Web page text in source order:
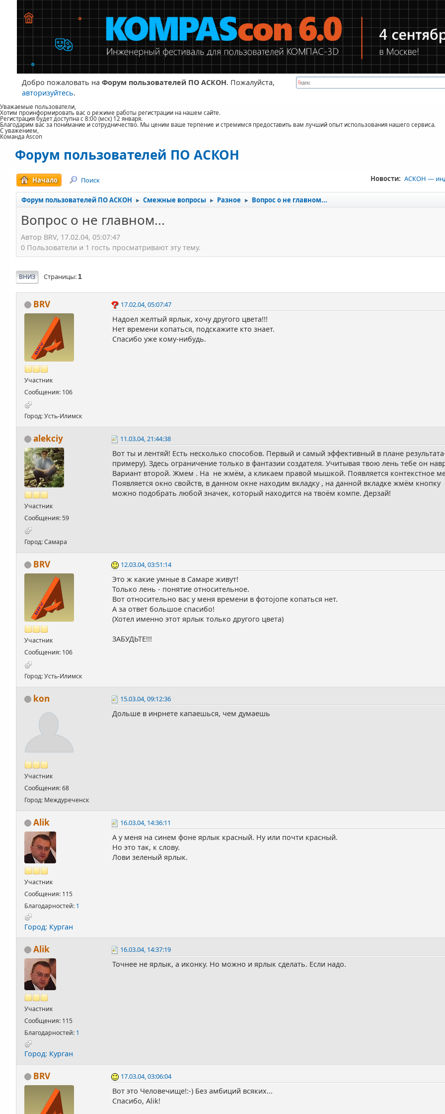
Добро пожаловать на Форум пользователей ПО АСКОН. Пожалуйста,
авторизуйтесь.
Уважаемые пользователи,
Хотим проинформировать вас о режиме работы регистрации на нашем сайте.
Регистрация будет доступна с 8:00 (мск) 12 января.
Благодарим вас за понимание и сотрудничество. Мы ценим ваше терпение и стремимся предоставить вам лучший опыт использования нашего сервиса.
С уважением,
Команда Ascon
Форум пользователей ПО АСКОН
Новости: АСКОН —
Начало Поиск
Форум пользователей ПО АСКОН ► Смежные вопросы ► Разное ► Вопрос о не главном...
Вопрос о не главном...
Автор BRV, 17.02.04, 05:07:47
0 Пользователи и 1 гость просматривают эту тему.
ВНИЗ Страницы 1
BRV
Участник
Сообщения: 106
Город: Усть-Илимск
17.02.04, 05:07:47
Надоел желтый ярлык, хочу другого цвета!!!
Нет времени копаться, подскажите кто знает.
Спасибо уже кому-нибудь.
alekciy
Участник
Сообщения: 59
Город: Самара
11.03.04, 21:44:38
Вот ты и лентяй! Есть несколько способов. Первый и самый эффективный в плане
примеру). Здесь ограничение только в фантазии создателя. Учитывая твою лень тебе он
Вариант второй. Жмем . На не жмём, а кликаем правой мышкой. Появляется контекстное
Появляется окно свойств, в данном окне находим вкладку , на данной вкладке жмём
можно подобрать любой значек, который находится на твоём компе. Дерзай!
BRV
Участник
Сообщения: 106
Город: Усть-Илимск
12.03.04, 03:51:14
Это ж какие умные в Самаре живут!
Только лень - понятие относительное.
Вот относительно вас у меня времени в фотоjопе копаться нет.
А за ответ большое спасибо!
(Хотел именно этот ярлык только другого цвета)
ЗАБУДЬТЕ!!!
kon
Участник
Сообщения: 68
Город: Междуреченск
15.03.04, 09:12:36
Дольше в инрнете капаешься, чем думаешь
Alik
Участник
Сообщения: 115
Благодарностей: 1
Город: Курган
16.03.04, 14:36:11
А у меня на синем фоне ярлык красный. Ну или почти красный.
Но это так, к слову.
Лови зеленый ярлык.
Alik
Участник
Сообщения: 115
Благодарностей: 1
Город: Курган
16.03.04, 14:37:19
Точнее не ярлык, а иконку. Но можно и ярлык сделать. Если надо.
BRV 17.03.04, 03:06:04
Вот это Человечище!:-) Без амбиций всяких...
Спасибо, Alik!